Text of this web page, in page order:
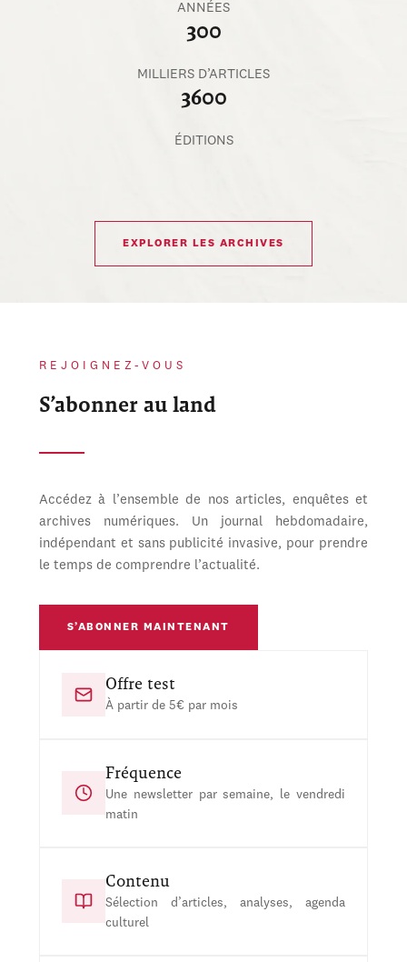
ANNÉES
300
MILLIERS D’ARTICLES
3600
ÉDITIONS
EXPLORER LES ARCHIVES
REJOIGNEZ-VOUS
S’abonner au land
Accédez à l’ensemble de nos articles, enquêtes et
archives numériques. Un journal hebdomadaire,
indépendant et sans publicité invasive, pour prendre
le temps de comprendre l’actualité.
S’ABONNER MAINTENANT
Offre test
À partir de 5€ par mois
Fréquence
Une newsletter par semaine, le vendredi
matin
Contenu
Sélection d’articles, analyses, agenda
culturel